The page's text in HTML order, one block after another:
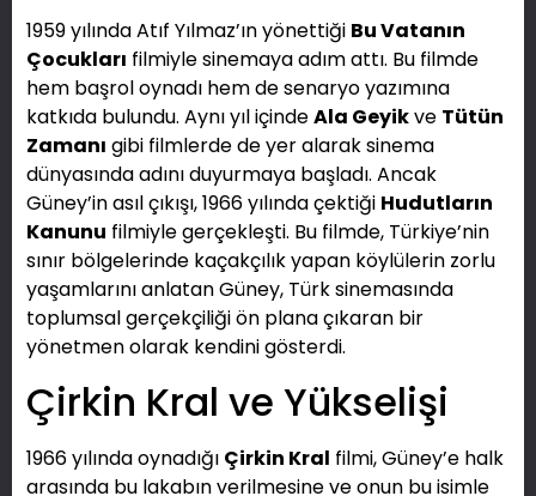
1959 yılında Atıf Yılmaz’ın yönettiği Bu Vatanın
Çocukları filmiyle sinemaya adım attı. Bu filmde
hem başrol oynadı hem de senaryo yazımına
katkıda bulundu. Aynı yıl içindeAla Geyikve Tütün
Zamanı gibi filmlerde de yer alarak sinema
dünyasında adını duyurmaya başladı. Ancak
Güney’in asıl çıkışı, 1966 yılında çektiği Hudutların
Kanunu filmiyle gerçekleşti. Bu filmde, Türkiye’nin
sınır bölgelerinde kaçakçılık yapan köylülerin zorlu
yaşamlarını anlatan Güney, Türk sinemasında
toplumsal gerçekçiliği ön plana çıkaran bir
yönetmen olarak kendini gösterdi.
Çirkin Kral ve Yükselişi
1966 yılında oynadığı Çirkin Kral filmi, Güney’e halk
arasında bu lakabın verilmesine ve onun bu isimle